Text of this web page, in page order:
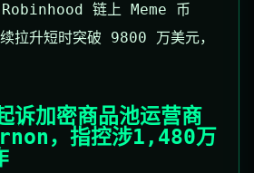
Robinhood 链上 Meme 币
拉升短时突破 9800 万美元，
诉加密商品池运营商
，指控涉1,480万